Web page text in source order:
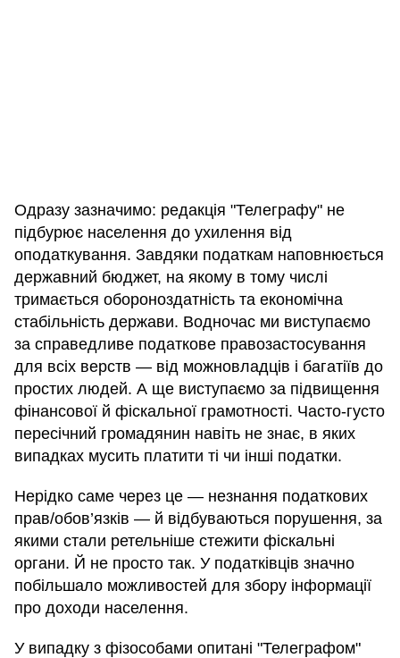
Одразу зазначимо: редакція "Телеграфу" не
підбурює населення до ухилення від
оподаткування. Завдяки податкам наповнюється
державний бюджет, на якому в тому числі
тримається обороноздатність та економічна
стабільність держави. Водночас ми виступаємо
за справедливе податкове правозастосування
для всіх верств — від можновладців і багатіїв до
простих людей. А ще виступаємо за підвищення
фінансової й фіскальної грамотності. Часто-густо
пересічний громадянин навіть не знає, в яких
випадках мусить платити ті чи інші податки.
Нерідко саме через це — незнання податкових
прав/обов’язків — й відбуваються порушення, за
якими стали ретельніше стежити фіскальні
органи. Й не просто так. У податківців значно
побільшало можливостей для збору інформації
про доходи населення.
У випадку з фізособами опитані "Телеграфом"